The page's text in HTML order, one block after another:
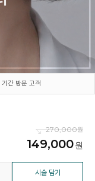
간 방문 고객
270,000
149,000
시술 담기